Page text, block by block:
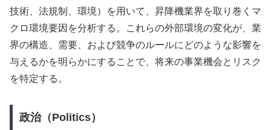
技術、法規制、環境）を用いて、昇降機業界を取り巻くマ
クロ環境要因を分析する。これらの外部環境の変化が、業
界の構造、需要、および競争のルールにどのような影響を
与えるかを明らかにすることで、将来の事業機会とリスク
を特定する。
政治（Politics）